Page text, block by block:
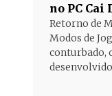
no PC
Retorno de
Modos de
conturbado,